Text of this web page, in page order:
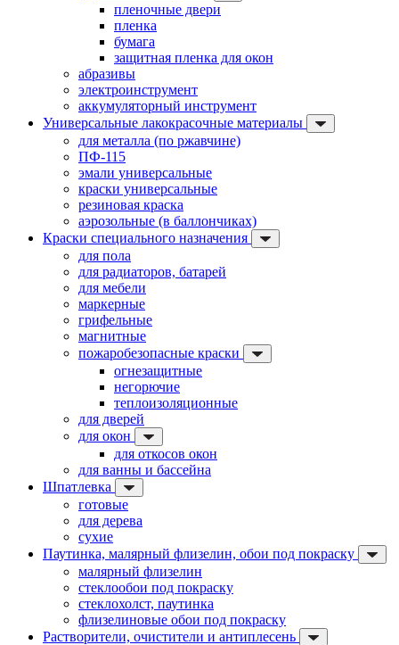
пленочные двери
пленка
бумага
защитная пленка для окон
абразивы
электроинструмент
аккумуляторный инструмент
Универсальные лакокрасочные материалы
для металла (по ржавчине)
ПФ-115
эмали универсальные
краски универсальные
резиновая краска
аэрозольные (в баллончиках)
Краски специального назначения
для пола
для радиаторов, батарей
для мебели
маркерные
грифельные
магнитные
пожаробезопасные краски
огнезащитные
негорючие
теплоизоляционные
для дверей
для окон
для откосов окон
для ванны и бассейна
Шпатлевка
готовые
для дерева
сухие
Паутинка, малярный флизелин, обои под покраску
малярный флизелин
стеклообои под покраску
стеклохолст, паутинка
флизелиновые обои под покраску
Растворители, очистители и антиплесень